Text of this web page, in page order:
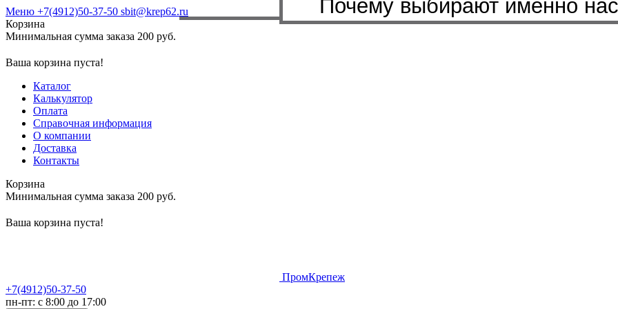
Меню +7(4912)50-37-50 sbit@krep62.ru
Корзина
Минимальная сумма заказа 200 руб.
Ваша корзина пуста!
Каталог
Калькулятор
Оплата
Справочная информация
О компании
Доставка
Контакты
Корзина
Минимальная сумма заказа 200 руб.
Ваша корзина пуста!
ПромКрепеж
+7(4912)50-37-50
пн-пт: с 8:00 до 17:00
Бренды, с которыми мы
Почему выбирают именно